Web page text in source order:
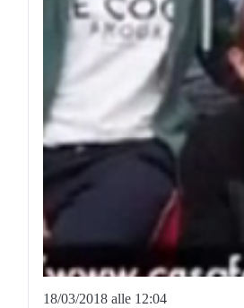
18/03/2018 alle 12:04